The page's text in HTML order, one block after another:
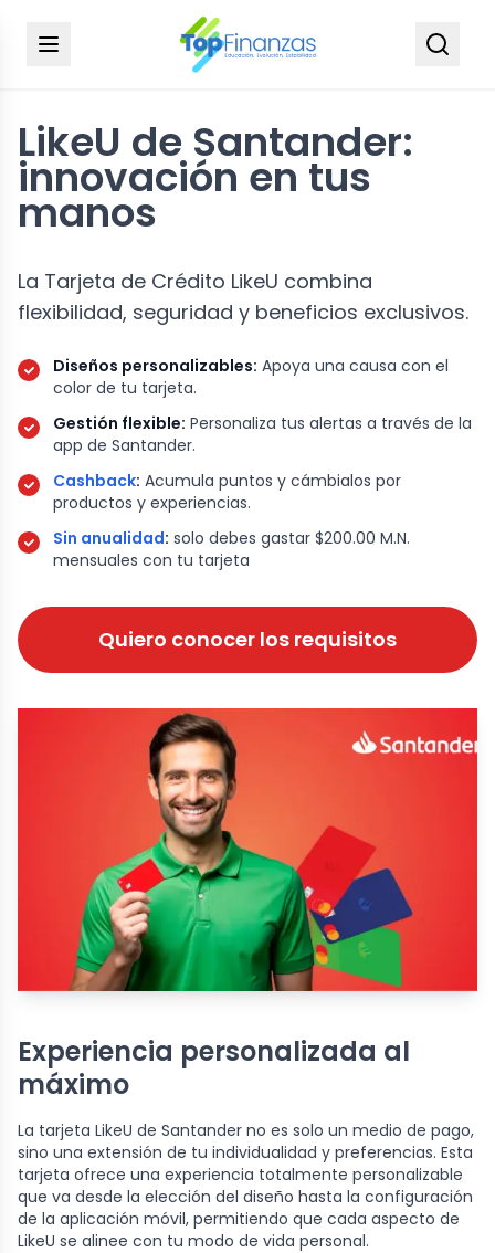
LikeU de Santander:
innovación en tus
manos
La Tarjeta de Crédito LikeU combina
flexibilidad, seguridad y beneficios exclusivos.
Diseños personalizables: Apoya una causa con el
color de tu tarjeta.
Gestión flexible: Personaliza tus alertas a través de la
app de Santander.
Cashback: Acumula puntos y cámbialos por
productos y experiencias.
Sin anualidad: solo debes gastar $200.00 M.N.
mensuales con tu tarjeta
Quiero conocer los requisitos
Experiencia personalizada al
máximo
La tarjeta LikeU de Santander no es solo un medio de pago,
sino una extensión de tu individualidad y preferencias. Esta
tarjeta ofrece una experiencia totalmente personalizable
que va desde la elección del diseño hasta la configuración
de la aplicación móvil, permitiendo que cada aspecto de
LikeU se alinee con tu modo de vida personal.